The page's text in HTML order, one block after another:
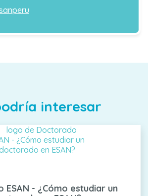
interesar
ESAN - ¿Cómo estudiar un